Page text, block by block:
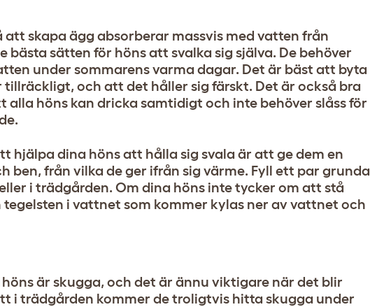
skapa ägg absorberar massvis med vatten från
sätten för höns att svalka sig själva. De behöver
under sommarens varma dagar. Det är bäst att byta
och att det håller sig färskt. Det är också bra
höns kan dricka samtidigt och inte behöver slåss för
hjälpa dina höns att hålla sig svala är att ge dem en
ben, från vilka de ger ifrån sig värme. Fyll ett par grunda
i trädgården. Om dina höns inte tycker om att stå
i vattnet som kommer kylas ner av vattnet och
är skugga, och det är ännu viktigare när det blir
i trädgården kommer de troligtvis hitta skugga under